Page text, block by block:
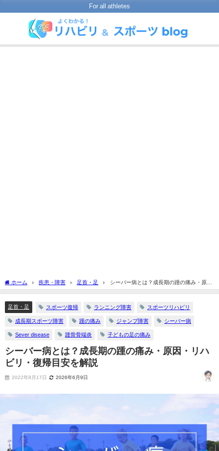
For all athletes
ホーム 疾患・障害 足首・足
シーバー病とは？成長期の踵の痛み・原
因・リハビリ・復帰目安を解説
足首・足 スポーツ復帰 ランニング障害 スポーツリハビリ
成長期スポーツ障害 踵の痛み ジャンプ障害 シーバー病
Sever disease 踵骨骨端炎 子どもの足の痛み
シーバー病とは？成長期の踵の痛み・原因・リハ
ビリ・復帰目安を解説
2022年8月17日 2026年6月9日